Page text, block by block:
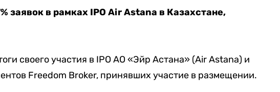
заявок в рамках IPO Air Astana в Казахстане,
своего участия в IPO АО «Эйр Астана» (Air Astana) и
Freedom Broker, принявших участие в размещении.